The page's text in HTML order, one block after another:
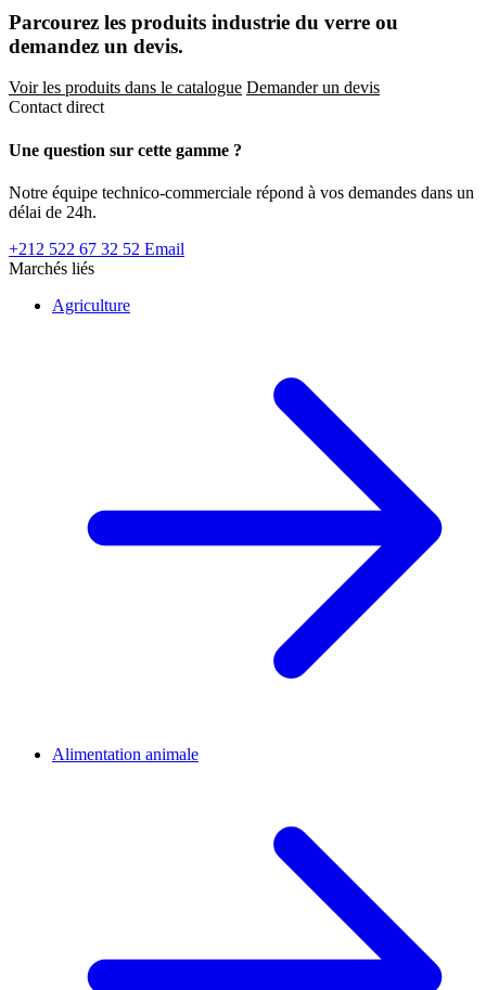
Parcourez les produits industrie du verre ou
demandez un devis.
Voir les produits dans le catalogue Demander un devis
Contact direct
Une question sur cette gamme ?
Notre équipe technico-commerciale répond à vos demandes dans un
délai de 24h.
+212 522 67 32 52 Email
Marchés liés
Agriculture
Alimentation animale